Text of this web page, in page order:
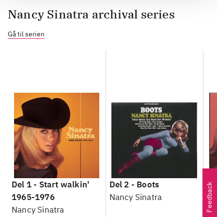
Nancy Sinatra archival series
Gå til serien
Del 1 - Start walkin'
1965-1976
Nancy Sinatra
Del 2 - Boots
Nancy Sinatra
Feedback